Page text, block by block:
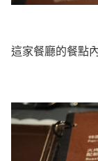
這家餐廳的餐點